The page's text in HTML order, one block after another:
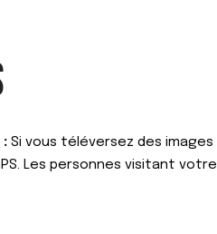
: Si vous téléversez des
Les personnes visitant